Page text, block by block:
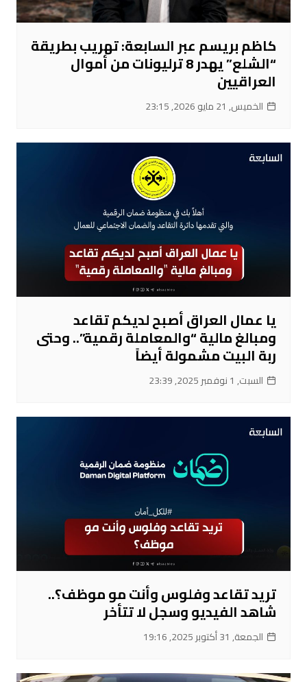
كاظم بريسم عبر السابعة: تهريب بطريقة
“الشلع” يهدر 8 ترليونات من أموال
العراقيين
الخميس, 21 مايو 2026, 23:15
يا عمال العراق أصبح لديكم تقاعد
ومبالغ مالية “والمعاملة رقمية”.. وحتى
ربة البيت مشمولة أيضاً
السبت, 1 نوفمبر 2025, 23:39
تريد تقاعد وفلوس وأنت مو موظف؟..
شاهد الفيديو وسجل لا تتأخر
الجمعة, 31 أكتوبر 2025, 19:16